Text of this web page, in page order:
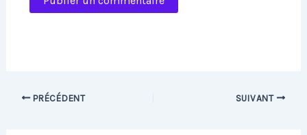
PRÉCÉDENT SUIVANT